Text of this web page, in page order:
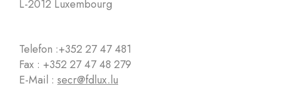
L-2012 Luxembourg
Telefon :+352 27 47 481
Fax : +352 27 47 48 279
E-Mail : secr@fdlux.lu